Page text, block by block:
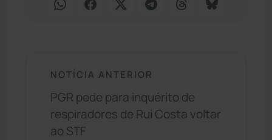
NOTÍCIA ANTERIOR
PGR pede para inquérito de
respiradores de Rui Costa voltar
ao STF